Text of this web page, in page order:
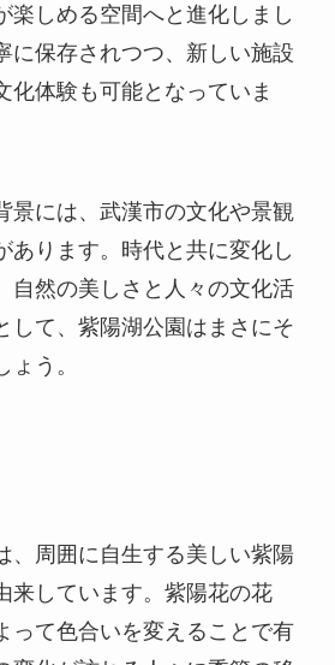
楽しめる空間へと進化しまし
に保存されつつ、新しい施設
化体験も可能となっていま
景には、武漢市の文化や景観
あります。時代と共に変化し
自然の美しさと人々の文化活
して、紫陽湖公園はまさにそ
う。
、周囲に自生する美しい紫陽
来しています。紫陽花の花
って色合いを変えることで有